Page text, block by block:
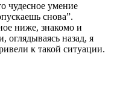
чудесное умение
снова”.
ниже, знакомо и
оглядываясь назад, я
к такой ситуации.